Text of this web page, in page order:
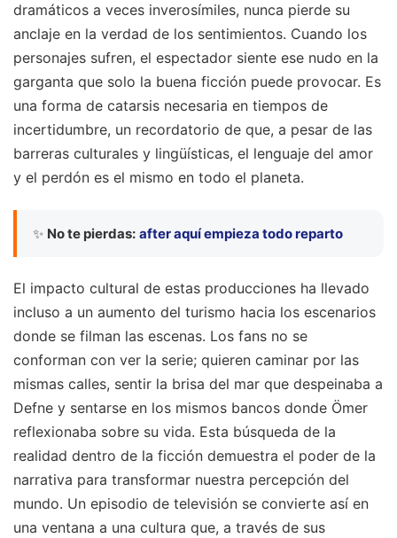
dramáticos a veces inverosímiles, nunca pierde su
anclaje en la verdad de los sentimientos. Cuando los
personajes sufren, el espectador siente ese nudo en la
garganta que solo la buena ficción puede provocar. Es
una forma de catarsis necesaria en tiempos de
incertidumbre, un recordatorio de que, a pesar de las
barreras culturales y lingüísticas, el lenguaje del amor
y el perdón es el mismo en todo el planeta.
✨ No te pierdas: after aquí empieza todo reparto
El impacto cultural de estas producciones ha llevado
incluso a un aumento del turismo hacia los escenarios
donde se filman las escenas. Los fans no se
conforman con ver la serie; quieren caminar por las
mismas calles, sentir la brisa del mar que despeinaba a
Defne y sentarse en los mismos bancos donde Ömer
reflexionaba sobre su vida. Esta búsqueda de la
realidad dentro de la ficción demuestra el poder de la
narrativa para transformar nuestra percepción del
mundo. Un episodio de televisión se convierte así en
una ventana a una cultura que, a través de sus